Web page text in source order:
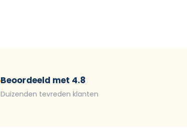
Beoordeeld met 4.8
Duizenden tevreden klanten